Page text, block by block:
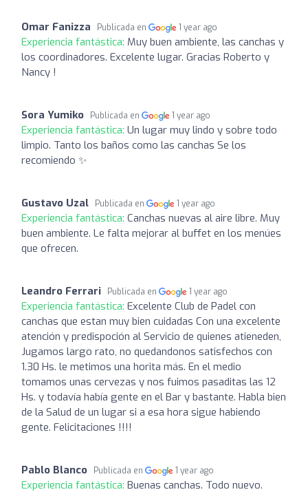
Omar Fanizza Publicada en 1 year ago
Experiencia fantástica: Muy buen ambiente, las canchas y
los coordinadores. Excelente lugar. Gracias Roberto y
Nancy !
Sora Yumiko Publicada en 1 year ago
Experiencia fantástica: Un lugar muy lindo y sobre todo
limpio. Tanto los baños como las canchas Se los
recomiendo ✨
Gustavo Uzal Publicada en 1 year ago
Experiencia fantástica: Canchas nuevas al aire libre. Muy
buen ambiente. Le falta mejorar al buffet en los menúes
que ofrecen.
Leandro Ferrari Publicada en 1 year ago
Experiencia fantástica: Excelente Club de Padel con
canchas que estan muy bien cuidadas Con una excelente
atención y predispoción al Servicio de quienes atieneden,
Jugamos largo rato, no quedandonos satisfechos con
1.30 Hs. le metimos una horita más. En el medio
tomamos unas cervezas y nos fuimos pasaditas las 12
Hs. y todavía había gente en el Bar y bastante. Habla bien
de la Salud de un lugar si a esa hora sigue habiendo
gente. Felicitaciones !!!!
Pablo Blanco Publicada en 1 year ago
Experiencia fantástica: Buenas canchas. Todo nuevo.